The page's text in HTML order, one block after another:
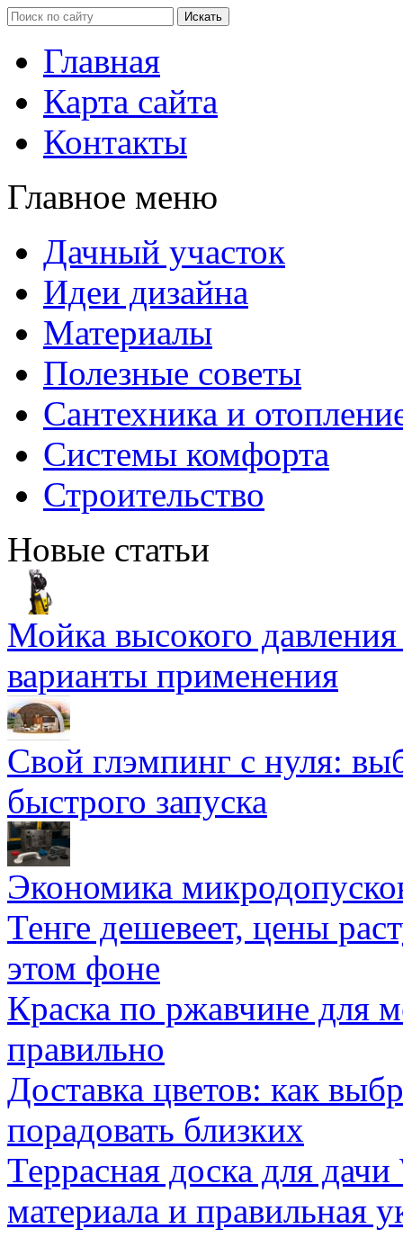
Главная
Карта сайта
Контакты
Главное меню
Дачный участок
Идеи дизайна
Материалы
Полезные советы
Сантехника и
Системы комфорта
Строительство
Новые статьи
Мойка высокого
варианты применения
Свой глэмпинг с нуля:
быстрого запуска
Экономика
Тенге дешевеет, цены
этом фоне
Краска по ржавчине для
правильно
Доставка цветов: как
порадовать близких
Террасная доска для
материала и правильная